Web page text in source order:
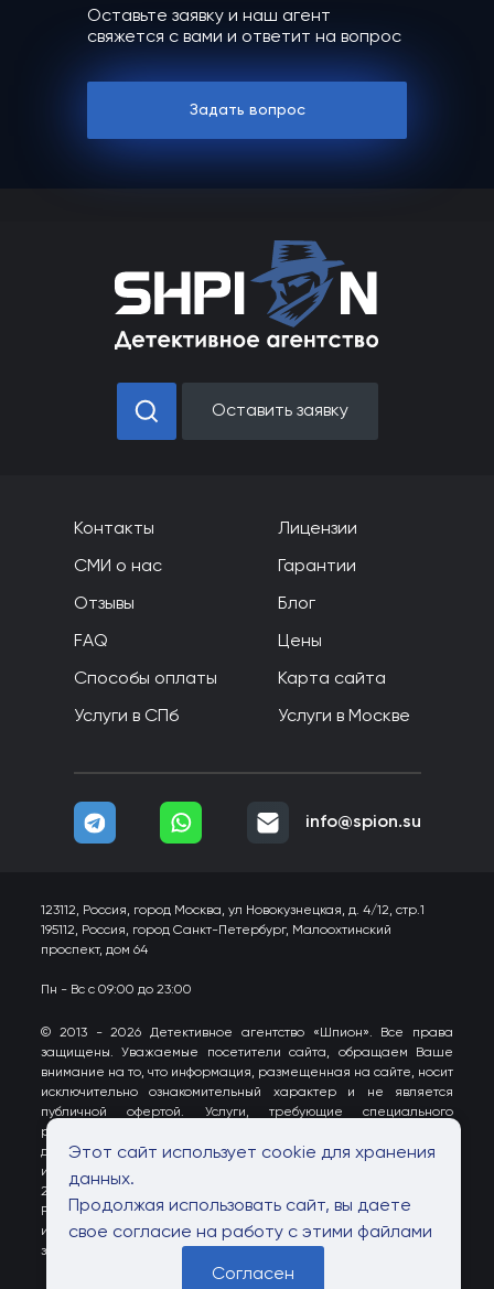
Оставьте заявку и наш агент
свяжется с вами и ответит на вопрос
Задать вопрос
F Оставить заявку
Контакты
СМИ о нас
Отзывы
FAQ
Способы оплаты
Услуги в СПб
Лицензии
Гарантии
Блог
Цены
Карта сайта
Услуги в Москве
info@spion.su
123112, Россия, город Москва, ул Новокузнецкая, д. 4/12, стр.1
195112, Россия, город Санкт-Петербург, Малоохтинский
проспект, дом 64
Пн - Вс с 09:00 до 23:00
© 2013 -2026 Детективное агентство «Шпион». Все права
защищены. Уважаемые посетители сайта, обращаем Ваше
внимание на то, что информация, размещенная на сайте, носит
исключительно ознакомительный характер и не является
публичной офертой. Услуги, требующие специального
разрешения, выполняются строго в соответствии с
действующим законодательством. Все услуги оказываются
исключительно в рамках ст. 3, 5 Закона РФ от 11 марта 1992 г. N
2487-I "О частной детективной и охранной деятельности в
Российской Федерации" (с изменениями и дополнениями). Вся
информация собирается методами, не нарушающими
законодательство РФ.
Этот сайт использует cookie для хранения
данных.
Продолжая использовать сайт, вы даете
свое согласие на работу с этими файлами
Согласен